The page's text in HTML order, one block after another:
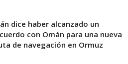
dice haber alcanzado un
con Omán para una nueva
de navegación en Ormuz